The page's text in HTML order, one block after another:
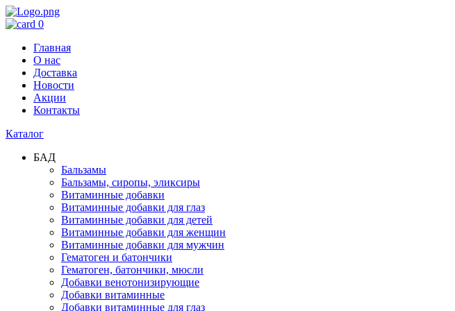
0
Главная
О нас
Доставка
Новости
Акции
Контакты
Каталог
БАД
Бальзамы
Бальзамы, сиропы, эликсиры
Витаминные добавки
Витаминные добавки для глаз
Витаминные добавки для детей
Витаминные добавки для женщин
Витаминные добавки для мужчин
Гематоген и батончики
Гематоген, батончики, мюсли
Добавки венотонизирующие
Добавки витаминные
Добавки витаминные для глаз